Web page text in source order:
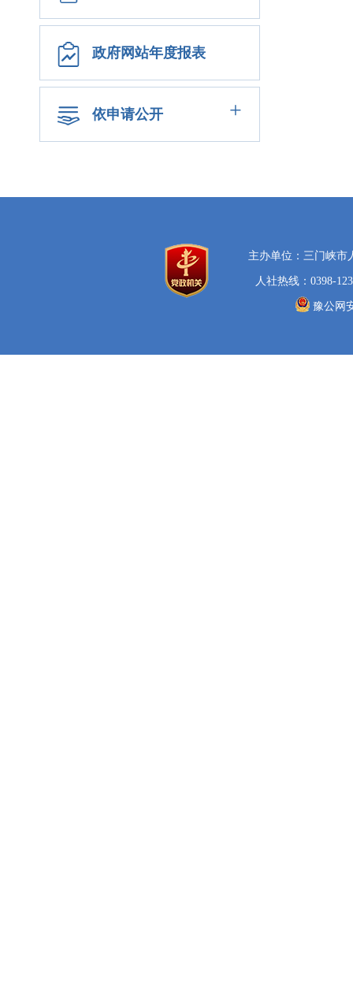
政府网站年度报表
依申请公开 +
主办单位：三门峡
人社热线：0398-
豫公网